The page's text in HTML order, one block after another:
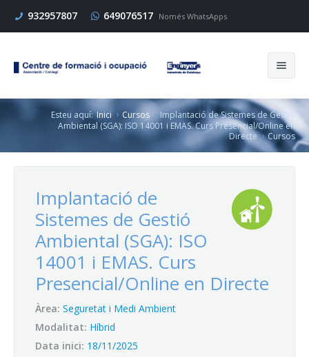
932957807 649076517 Només WhatsApps
Cursos
Enginyers
Empresa
Campus virtual
Entitats afins i aliances
Esteu aquí: Inici Cursos
Implantació de Sistemes de Gestió
Ambiental (SGA): ISO 14001 i EMAS. Curs Presencial/Online en
Directe
Cursos
Implantació de
Sistemes de Gestió
Ambiental (SGA): ISO
14001 i EMAS. Curs
Presencial/Online en Directe
Àrea: Seguretat i Medi Ambient
Modalitat: Híbrid
Data inici: 18/11/2025